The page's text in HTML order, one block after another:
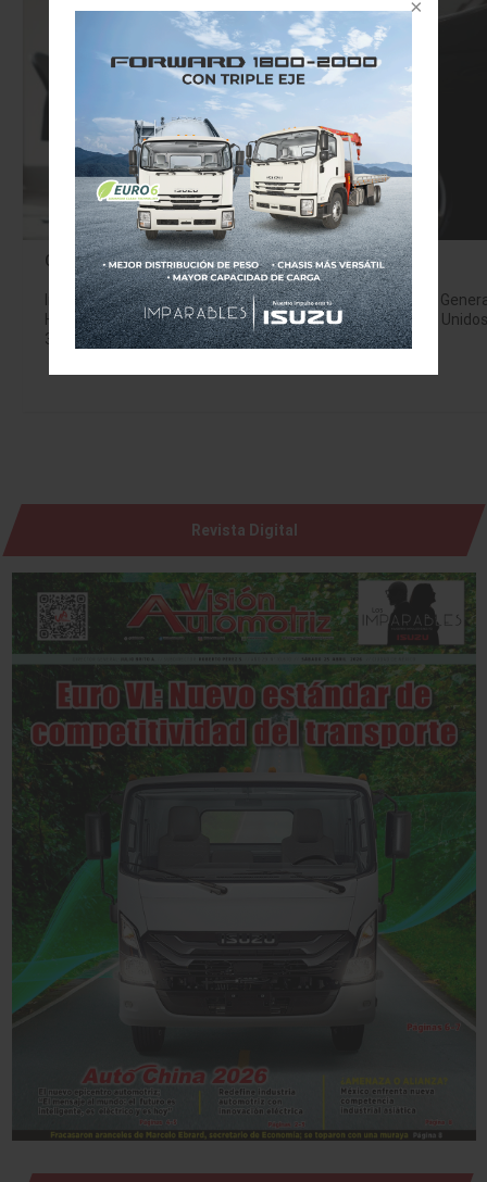
Caen las ventas de vehículos ligeros en EU
Impulsado por caídas en Ford, Nissan, Honda, Toyota,
Hyundai-Kia, las ventas de vehículos ligeros en Estados
3.7 por ciento en julio, con un inicio de…
Revista Digital